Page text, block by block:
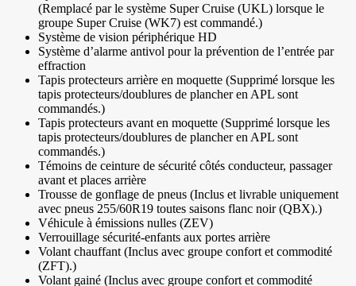
(Remplacé par le système Super Cruise (UKL) lorsque le
groupe Super Cruise (WK7) est commandé.)
Système de vision périphérique HD
Système d’alarme antivol pour la prévention de l’entrée par
effraction
Tapis protecteurs arrière en moquette (Supprimé lorsque les
tapis protecteurs/doublures de plancher en APL sont
commandés.)
Tapis protecteurs avant en moquette (Supprimé lorsque les
tapis protecteurs/doublures de plancher en APL sont
commandés.)
Témoins de ceinture de sécurité côtés conducteur, passager
avant et places arrière
Trousse de gonflage de pneus (Inclus et livrable uniquement
avec pneus 255/60R19 toutes saisons flanc noir (QBX).)
Véhicule à émissions nulles (ZEV)
Verrouillage sécurité-enfants aux portes arrière
Volant chauffant (Inclus avec groupe confort et commodité
(ZFT).)
Volant gainé (Inclus avec groupe confort et commodité